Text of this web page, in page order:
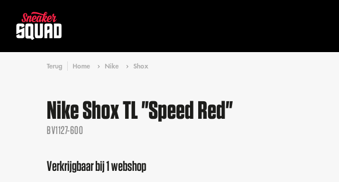
Terug Home Nike Shox
Nike Shox TL "Speed Red"
BV1127-600
Verkrijgbaar bij 1 webshop